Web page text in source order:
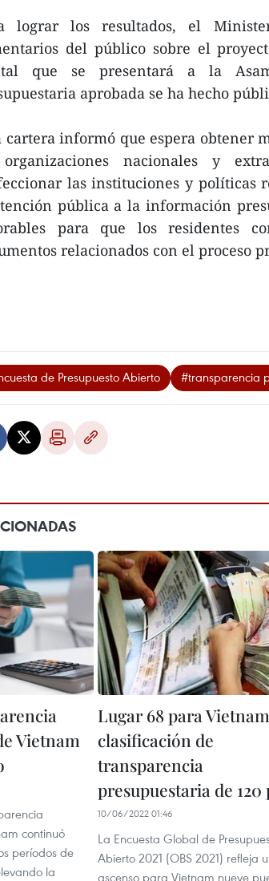
lograr los resultados, el
del público sobre el
que se presentará a la
aprobada se ha hecho
cartera informó que espera obtener
nacionales y
las instituciones y políticas
pública a la información
para que los residentes
relacionados con el proceso
de Presupuesto Abierto #transparencia
Vietnam
continuó
períodos de
la
Lugar 68 para
clasificación de
transparencia
presupuestaria de 120
10/06/2022 01:46
La Encuesta Global de
Abierto 2021 (OBS 2021) refleja
ascenso para Vietnam nueve